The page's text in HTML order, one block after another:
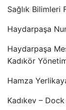
Sağlık Bilimleri
Haydarpaşa
Haydarpaşa
Kadıkör
Hamza
Kadıkev –